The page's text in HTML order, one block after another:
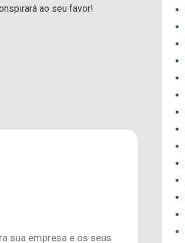
ao seu favor!
sua empresa e os seus